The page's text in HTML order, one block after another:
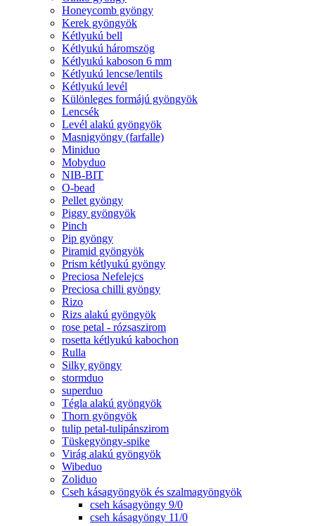
Honeycomb gyöngy
Kerek gyöngyök
Kétlyukú bell
Kétlyukú háromszög
Kétlyukú kaboson 6 mm
Kétlyukú lencse/lentils
Kétlyukú levél
Különleges formájú gyöngyök
Lencsék
Levél alakú gyöngyök
Masnigyöngy (farfalle)
Miniduo
Mobyduo
NIB-BIT
O-bead
Pellet gyöngy
Piggy gyöngyök
Pinch
Pip gyöngy
Piramid gyöngyök
Prism kétlyukú gyöngy
Preciosa Nefelejcs
Preciosa chilli gyöngy
Rizo
Rizs alakú gyöngyök
rose petal - rózsaszirom
rosetta kétlyukú kabochon
Rulla
Silky gyöngy
stormduo
superduo
Tégla alakú gyöngyök
Thorn gyöngyök
tulip petal-tulipánszirom
Tüskegyöngy-spike
Virág alakú gyöngyök
Wibeduo
Zoliduo
Cseh kásagyöngyök és szalmagyöngyök
cseh kásagyöngy 9/0
cseh kásagyöngy 11/0